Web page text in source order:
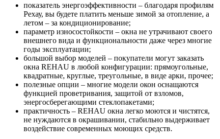
показатель энергоэффективности – благодаря профилям
Рехау, вы будете платить меньше зимой за отопление, а
летом – за кондиционирование;
параметр износостойкости – окна не утрачивают своего
внешнего вида и функциональности даже через многие
годы эксплуатации;
большой выбор моделей – покупатели могут заказать
окна REHAU в любой конфигурации: прямоугольные,
квадратные, круглые, треугольные, в виде арки, прочее;
полезные опции – многие модели окон оснащаются
функцией проветривания, защитой от взломов,
энергосберегающими стеклопакетами;
практичность – REHAU окна легко моются и чистятся,
не нуждаются в окрашивании, стабильно выдерживает
воздействие современных моющих средств.